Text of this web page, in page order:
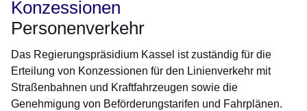
Konzessionen
Personenverkehr
Das Regierungspräsidium Kassel ist zuständig für die
Erteilung von Konzessionen für den Linienverkehr mit
Straßenbahnen und Kraftfahrzeugen sowie die
Genehmigung von Beförderungstarifen und Fahrplänen.